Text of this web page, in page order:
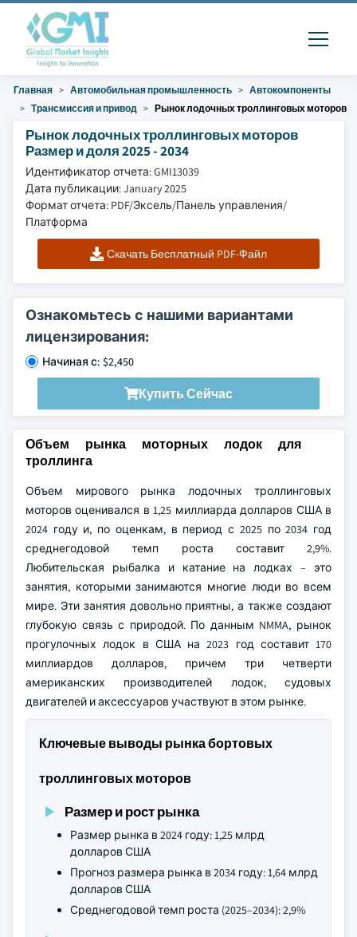
Главная Автомобильная промышленность
Автокомпоненты
Трансмиссия и привод
Рынок лодочных троллинговых моторов
Рынок лодочных троллинговых моторов
Размер и доля 2025 - 2034
Идентификатор отчета: GMI13039
Дата публикации: January 2025
Формат отчета: PDF/Эксель/Панель управления/
Платформа
Скачать Бесплатный PDF-Файл
Ознакомьтесь с нашими вариантами
лицензирования:
Начиная с: $2,450
Купить Сейчас
Объем рынка моторных лодок для
троллинга
Объем мирового рынка лодочных троллинговых
моторов оценивался в 1,25 миллиарда долларов США в
2024 году и, по оценкам, в период с 2025 по 2034 год
среднегодовой темп роста составит 2,9%.
Любительская рыбалка и катание на лодках – это
занятия, которыми занимаются многие люди во всем
мире. Эти занятия довольно приятны, а также создают
глубокую связь с природой. По данным NMMA, рынок
прогулочных лодок в США на 2023 год составит 170
миллиардов долларов, причем три четверти
американских производителей лодок, судовых
двигателей и аксессуаров участвуют в этом рынке.
Ключевые выводы рынка бортовых
троллинговых моторов
Размер и рост рынка
Размер рынка в 2024 году: 1,25 млрд
долларов США
Прогноз размера рынка в 2034 году: 1,64 млрд
долларов США
Среднегодовой темп роста (2025–2034): 2,9%